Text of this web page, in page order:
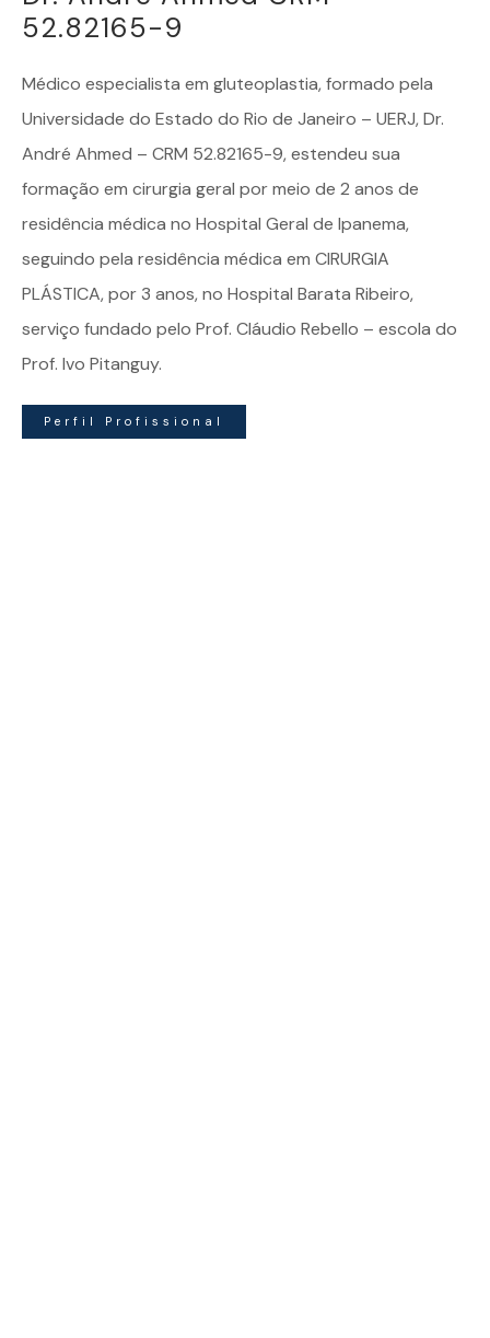
52.82165-9
Médico especialista em gluteoplastia, formado pela
Universidade do Estado do Rio de Janeiro – UERJ, Dr.
André Ahmed – CRM 52.82165-9, estendeu sua
formação em cirurgia geral por meio de 2 anos de
residência médica no Hospital Geral de Ipanema,
seguindo pela residência médica em CIRURGIA
PLÁSTICA, por 3 anos, no Hospital Barata Ribeiro,
serviço fundado pelo Prof. Cláudio Rebello – escola do
Prof. Ivo Pitanguy.
Perfil Profissional